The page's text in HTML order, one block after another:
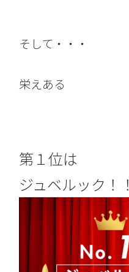
そして・・・
栄えある
第１位は
ジュベルック！！